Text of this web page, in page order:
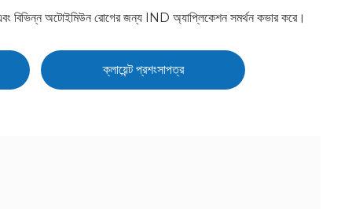
বিভিন্ন অটোইমিউন রোগের জন্য IND অ্যাপ্লিকেশন সমর্থন কভার করে।
ক্লায়েন্ট প্রশংসাপত্র